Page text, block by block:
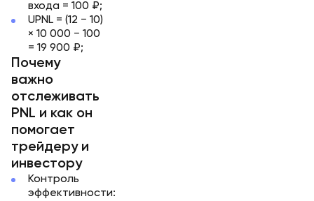
входа = 100 ₽;
UPNL = (12 − 10)
× 10 000 − 100
= 19 900 ₽;
Почему
важно
отслеживать
PNL и как он
помогает
трейдеру и
инвестору
Контроль
эффективности: